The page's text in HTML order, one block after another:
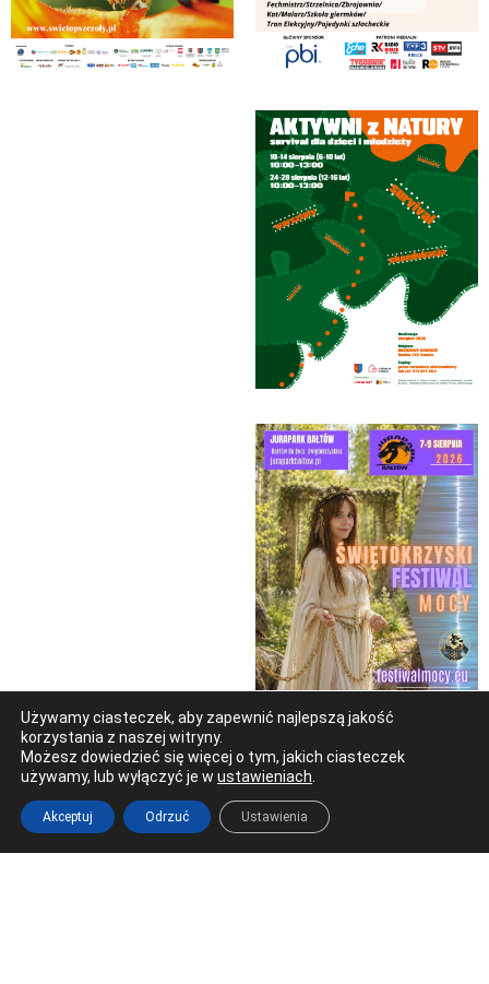
Używamy ciasteczek, aby zapewnić najlepszą jakość
korzystania z naszej witryny.
Możesz dowiedzieć się więcej o tym, jakich ciasteczek
używamy, lub wyłączyć je w ustawieniach
Akceptuj Odrzuć Ustawienia